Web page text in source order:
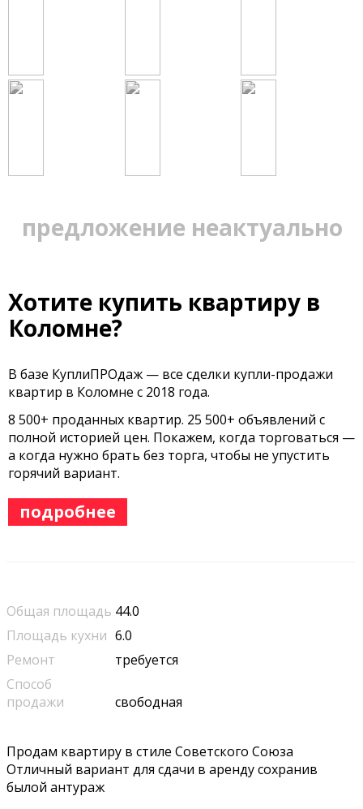
предложение неактуально
Хотите купить квартиру в
Коломне?
В базе КуплиПРОдаж — все сделки купли-продажи
квартир в Коломне с 2018 года.
8 500+ проданных квартир. 25 500+ объявлений с
полной историей цен. Покажем, когда торговаться —
а когда нужно брать без торга, чтобы не упустить
горячий вариант.
подробнее
Общая площадь 44.0
Площадь кухни 6.0
Ремонт
требуется
Способ
продажи
свободная
Продам квартиру в стиле Советского Союза
Отличный вариант для сдачи в аренду сохранив
былой антураж